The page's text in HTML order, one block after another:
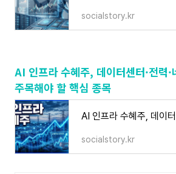
socialstory.kr
AI 인프라 수혜주, 데이터센터·전력
주목해야 할 핵심 종목
socialstory.kr